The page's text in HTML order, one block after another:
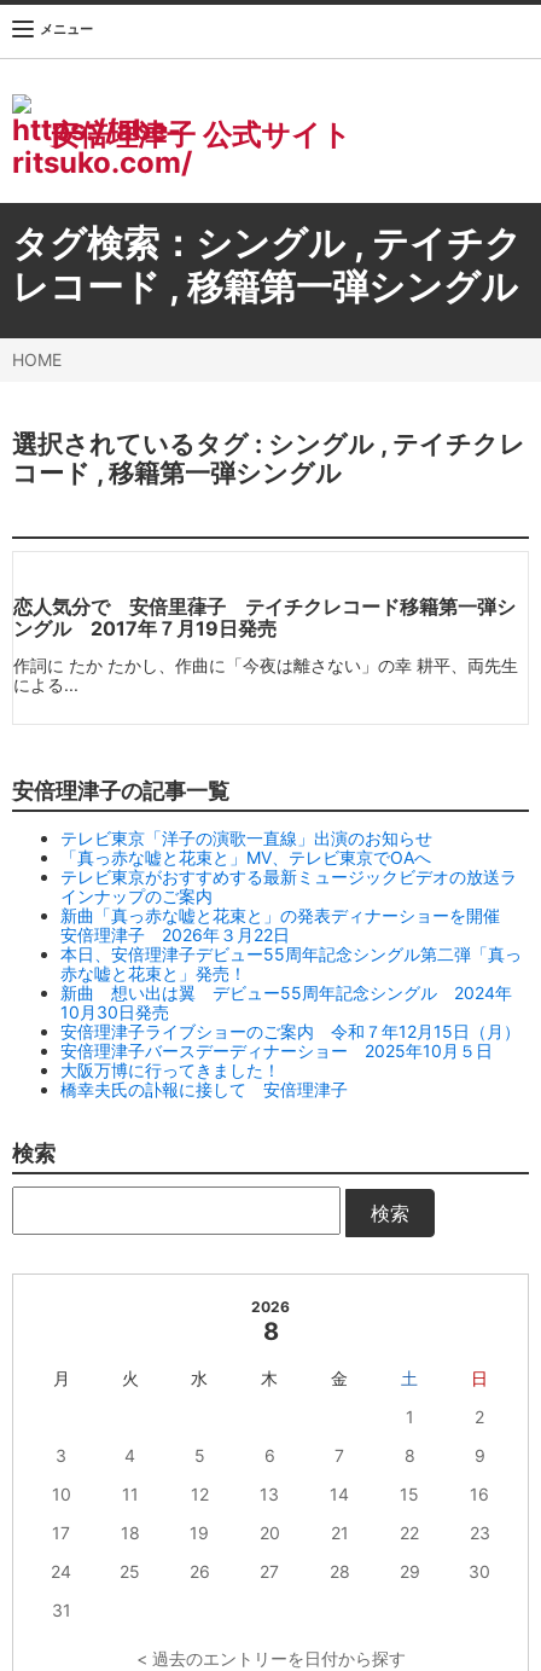
安倍理津子 公式サイト
メニュー
タグ検索： シングル, テイチク
レコード , 移籍第一弾シングル
HOME
選択されているタグ : シングル , テイチクレ
コード , 移籍第一弾シングル
恋人気分で 安倍里葎子 テイチクレコード移籍第一弾シ
ングル 2017年７月19日発売
作詞に たか たかし、作曲に「今夜は離さない」の幸 耕平、両先生
による...
安倍理津子の記事一覧
テレビ東京「洋子の演歌一直線」出演のお知らせ
「真っ赤な嘘と花束と」MV、テレビ東京でOAへ
テレビ東京がおすすめする最新ミュージックビデオの放送ラ
インナップのご案内
新曲「真っ赤な嘘と花束と」の発表ディナーショーを開催
安倍理津子 2026年３月22日
本日、安倍理津子デビュー55周年記念シングル第二弾「真っ
赤な嘘と花束と」発売！
新曲 想い出は翼 デビュー55周年記念シングル 2024年
10月30日発売
安倍理津子ライブショーのご案内 令和７年12月15日（月）
安倍理津子バースデーディナーショー 2025年10月５日
大阪万博に行ってきました！
橋幸夫氏の訃報に接して 安倍理津子
検索
検索
2026
8
月 火 水 木 金 土
日
1
2
3
4 5 6 7 8
9
10
11 12 13 14 15
16
17
18 19 20 21 22
23
24
25 26 27 28 29
30
31
< 過去のエントリーを日付から探す